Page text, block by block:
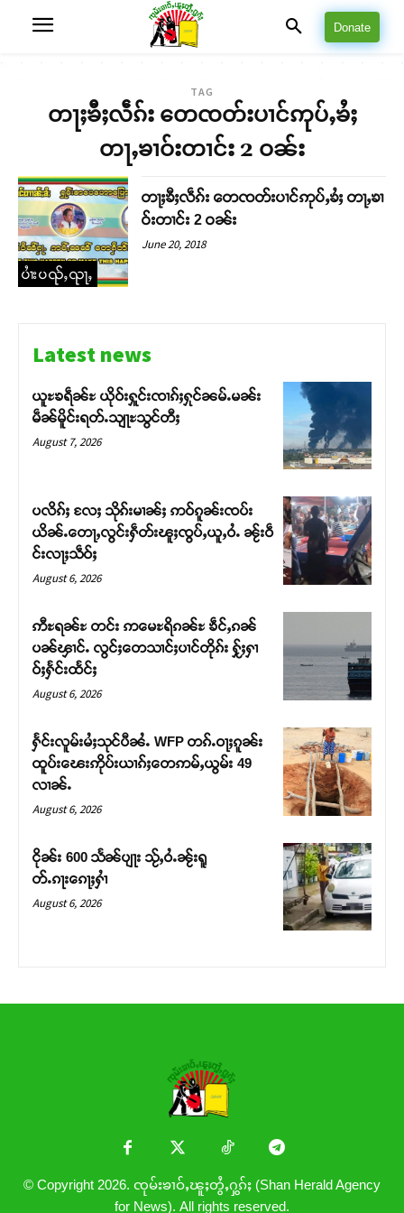
Support SHAN
တ်ႇ တူဝ်ႈလုမ်ႈၾႃႉၼၼ်ႉ ၶဝ်ႈႁူမ်ႈၵမ်ႉထႅမ် ၸုမ်းၶၢ
ဝ်ႇၽူႈတွႆႇႁွၵ်ႈ လႆႈယူႇၶႃႈဢေႃႈ။
Donate
TAG
တႃႈၶီႈလဵၵ်း တေၸတ်းပၢင်ဢုပ်ႇၶႆႈ
တႃႇၶၢဝ်းတၢင်း 2 ဝၼ်း
ပၢႆးပၺ်ႇၺႃႇ
တႃႈၶီႈလဵၵ်း တေၸတ်းပၢင်ဢုပ်ႇၶႆႈ တႃႇၶၢ
ဝ်းတၢင်း 2 ဝၼ်း
June 20, 2018
Latest news
ယူႊၶရဵၼ်ႊ ယိုဝ်းႁူင်းၸၢၵ်ႈႁုင်ၼမ်ႉမၼ်း
မဵၼ်မိူင်းရတ်ႉသျႃႊသွင်တီႈ
August 7, 2026
ပလိၵ်ႈ လႄႈ သိုၵ်းမၢၼ်ႈ ဢဝ်ၵူၼ်းၸပ်း
ယိၼ်ႉတေႃႇလွင်းႁဵတ်းၽူႈၸွပ်ႇယူႇဝႆႉ ၼႂ်းဝဵ
င်းလႃႈသဵဝ်ႈ
August 6, 2026
ဢီႊရၼ်ႊ တင်း ဢမေႊရိၵၼ်ႊ ၶဵင်ႇၵၼ်
ပၼ်ၾၢင်ႉ လွင်ႈတေသၢင်ႈပၢင်တိုၵ်း ႁႂ်ႈႁၢ
ဝ်ႈႁႅင်းထႅင်ႈ
August 6, 2026
ႁႅင်းလူမ်းမႆႈသုင်ပီၼႆႉ WFP တၵ်ႉဝႃႈၵူၼ်း
ထူပ်းၽေးဢိုပ်းယၢၵ်ႈတေဢမ်ႇယွမ်း 49
လၢၼ်ႉ
August 6, 2026
ငိုၼ်း 600 သႅၼ်ပျႃး သႂ်ႇဝႆႉၼႂ်းရူ
တ်ႉၵႃးၵေႃႈႁၢႆ
August 6, 2026
© Copyright 2026. ၸုမ်းၶၢဝ်ႇၽူႈတွႆႇႁွၵ်ႈ (Shan Herald Agency
for News). All rights reserved.